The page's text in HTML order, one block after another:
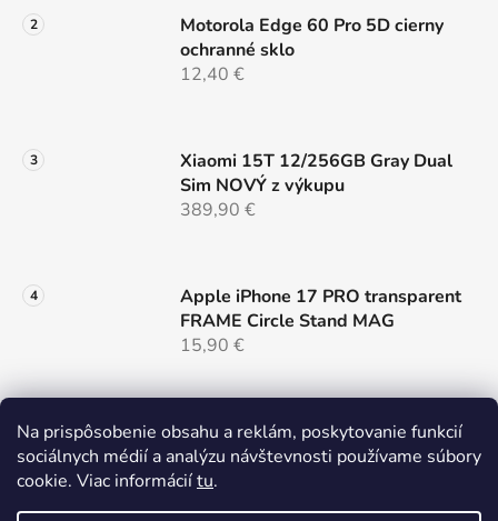
Na prispôsobenie obsahu a reklám, poskytovanie funkcií
sociálnych médií a analýzu návštevnosti používame súbory
cookie. Viac informáciítu.
p
i
s
Motorola Edge 60 Pro 5D cierny
ochranné sklo
12,40 €
Xiaomi 15T 12/256GB Gray Dual
Sim NOVÝ z výkupu
389,90 €
Apple iPhone 17 PRO transparent
FRAME Circle Stand MAG
15,90 €
Samsung S26 cierny MAG COVER
LENS
14,90 €